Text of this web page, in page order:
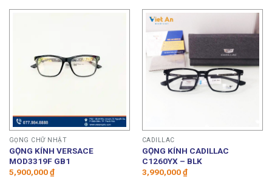
GỌNG CHỮ NHẬT
GỌNG KÍNH VERSACE
MOD3319F GB1
5,900,000₫
CADILLAC
GỌNG KÍNH CADILLAC
C1260YX – BLK
3,990,000₫